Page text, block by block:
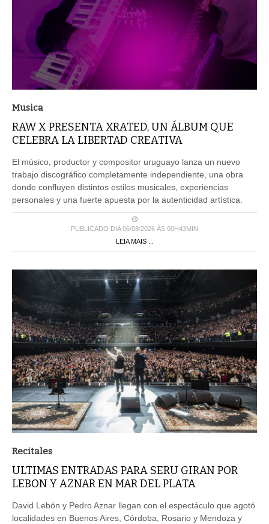
Musica
RAW X PRESENTA XRATED, UN ÁLBUM QUE
CELEBRA LA LIBERTAD CREATIVA
El músico, productor y compositor uruguayo lanza un nuevo
trabajo discográfico completamente independiente, una obra
donde confluyen distintos estilos musicales, experiencias
personales y una fuerte apuesta por la autenticidad artística.
PUBLICADO DIA 06/08/2026 ÀS 00H43MIN
LEIA MAIS ...
Recitales
ULTIMAS ENTRADAS PARA SERU GIRAN POR
LEBON Y AZNAR EN MAR DEL PLATA
David Lebón y Pedro Aznar llegan con el espectáculo que agotó
localidades en Buenos Aires, Córdoba, Rosario y Mendoza y